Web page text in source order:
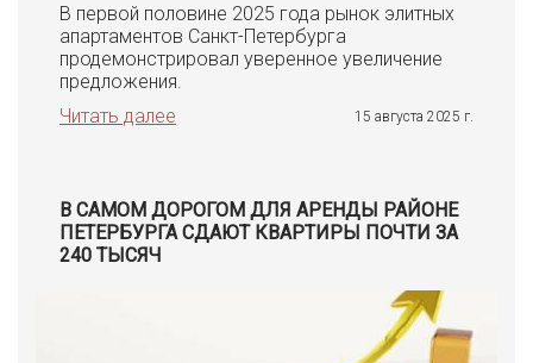
В первой половине 2025 года рынок элитных
апартаментов Санкт-Петербурга
продемонстрировал уверенное увеличение
предложения.
Читать далее
15 августа 2025 г.
В САМОМ ДОРОГОМ ДЛЯ АРЕНДЫ РАЙОНЕ
ПЕТЕРБУРГА СДАЮТ КВАРТИРЫ ПОЧТИ ЗА
240 ТЫСЯЧ